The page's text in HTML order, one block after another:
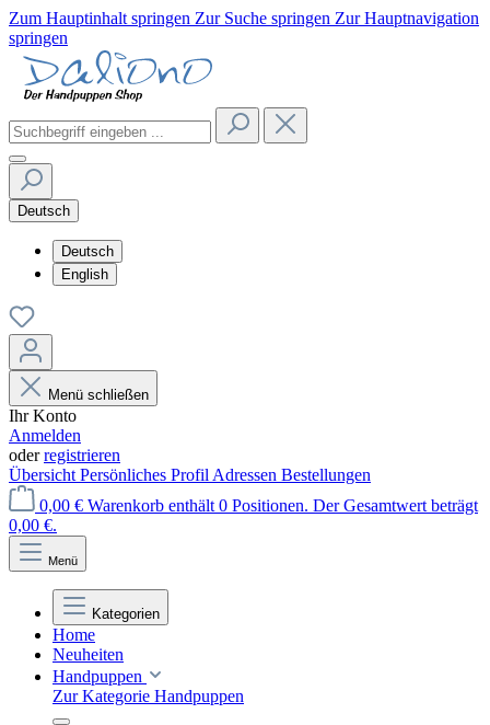
Zum Hauptinhalt springen Zur Suche springen Zur Hauptnavigation
springen
Deutsch
Deutsch
English
Menü schließen
Ihr Konto
Anmelden
oderregistrieren
Übersicht Persönliches Profil Adressen Bestellungen
0,00 € Warenkorb enthält 0 Positionen. Der Gesamtwert beträgt
0,00 €.
Menü
Kategorien
Home
Neuheiten
Handpuppen
Zur Kategorie Handpuppen